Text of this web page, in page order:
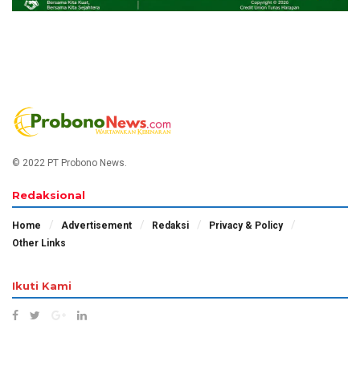
© 2022 PT Probono News.
Redaksional
Home Advertisement Redaksi
Privacy & Policy
Other Links
Ikuti Kami